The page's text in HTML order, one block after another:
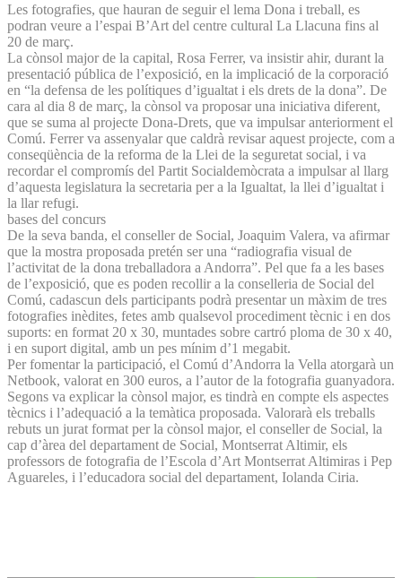
Les fotografies, que hauran de seguir el lema Dona i treball, es
podran veure a l’espai B’Art del centre cultural La Llacuna fins al
20 de març.
La cònsol major de la capital, Rosa Ferrer, va insistir ahir, durant la
presentació pública de l’exposició, en la implicació de la corporació
en “la defensa de les polítiques d’igualtat i els drets de la dona”. De
cara al dia 8 de març, la cònsol va proposar una iniciativa diferent,
que se suma al projecte Dona-Drets, que va impulsar anteriorment el
Comú. Ferrer va assenyalar que caldrà revisar aquest projecte, com a
conseqüència de la reforma de la Llei de la seguretat social, i va
recordar el compromís del Partit Socialdemòcrata a impulsar al llarg
d’aquesta legislatura la secretaria per a la Igualtat, la llei d’igualtat i
la llar refugi.
bases del concurs
De la seva banda, el conseller de Social, Joaquim Valera, va afirmar
que la mostra proposada pretén ser una “radiografia visual de
l’activitat de la dona treballadora a Andorra”. Pel que fa a les bases
de l’exposició, que es poden recollir a la conselleria de Social del
Comú, cadascun dels participants podrà presentar un màxim de tres
fotografies inèdites, fetes amb qualsevol procediment tècnic i en dos
suports: en format 20 x 30, muntades sobre cartró ploma de 30 x 40,
i en suport digital, amb un pes mínim d’1 megabit.
Per fomentar la participació, el Comú d’Andorra la Vella atorgarà un
Netbook, valorat en 300 euros, a l’autor de la fotografia guanyadora.
Segons va explicar la cònsol major, es tindrà en compte els aspectes
tècnics i l’adequació a la temàtica proposada. Valorarà els treballs
rebuts un jurat format per la cònsol major, el conseller de Social, la
cap d’àrea del departament de Social, Montserrat Altimir, els
professors de fotografia de l’Escola d’Art Montserrat Altimiras i Pep
Aguareles, i l’educadora social del departament, Iolanda Ciria.